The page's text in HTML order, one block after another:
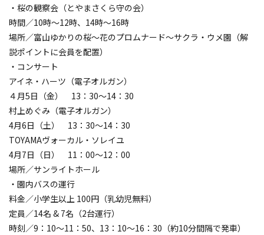
・桜の観察会（とやまさくら守の会）
時間／10時～12時、14時～16時
場所／富山ゆかりの桜～花のプロムナード～サクラ・ウメ園（解
説ポイントに会員を配置）
・コンサート
アイネ・ハーツ（電子オルガン）
４月5日（金） 13：30～14：30
村上めぐみ（電子オルガン）
4月6日（土） 13：30～14：30
TOYAMAヴォーカル・ソレイユ
4月7日（日） 11：00～12：00
場所／サンライトホール
・園内バスの運行
料金／小学生以上 100円（乳幼児無料）
定員／14名 & 7名（2台運行）
時刻／9：10～11：50、13：10～16：30（約10分間隔で発車）